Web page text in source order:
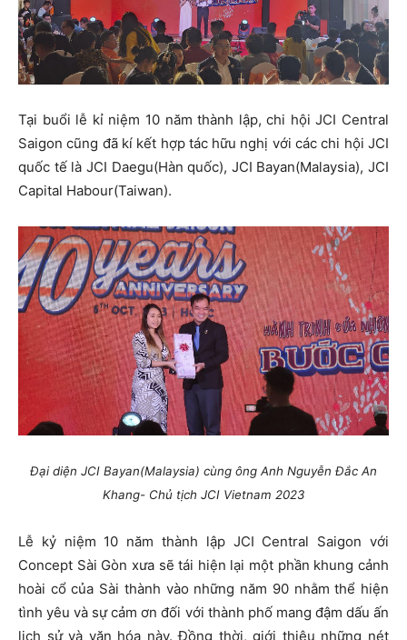
Tại buổi lễ kỉ niệm 10 năm thành lập, chi hội JCI Central
Saigon cũng đã kí kết hợp tác hữu nghị với các chi hội JCI
quốc tế là JCI Daegu(Hàn quốc), JCI Bayan(Malaysia), JCI
Capital Habour(Taiwan).
Đại diện JCI Bayan(Malaysia) cùng ông Anh Nguyễn Đắc An
Khang- Chủ tịch JCI Vietnam 2023
Lễ kỷ niệm 10 năm thành lập JCI Central Saigon với
Concept Sài Gòn xưa sẽ tái hiện lại một phần khung cảnh
hoài cổ của Sài thành vào những năm 90 nhằm thể hiện
tình yêu và sự cảm ơn đối với thành phố mang đậm dấu ấn
lịch sử và văn hóa này. Đồng thời, giới thiệu những nét